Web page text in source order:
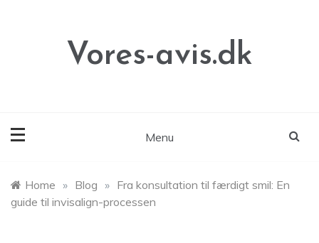
Vores-avis.dk
Menu
Home » Blog » Fra konsultation til færdigt smil: En
guide til invisalign-processen